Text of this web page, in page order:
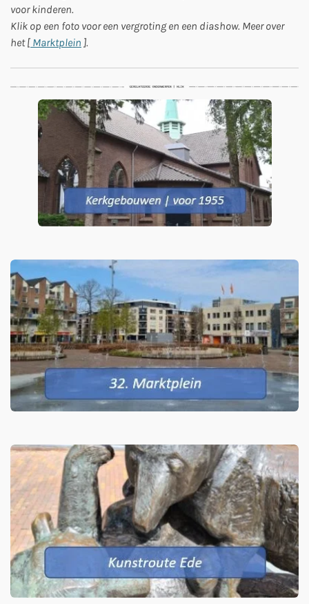
voor kinderen.
Klik op een foto voor een vergroting en een diashow. Meer over
het [ Marktplein ].